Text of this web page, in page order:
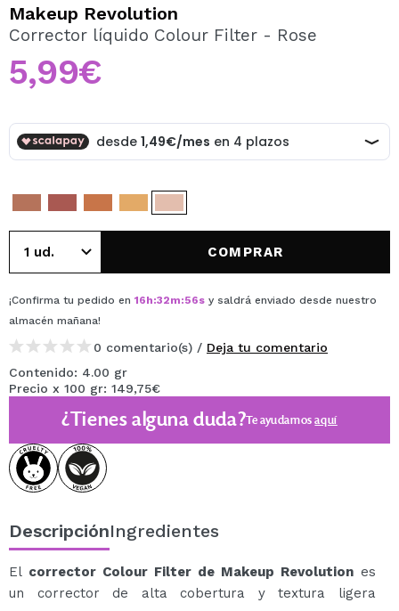
Al crear una cuenta en Maquillalia.com podrás realizar
tus compras rápidamente, revisar el estado de tus
pedidos y consultar tus operaciones anteriores.
CREAR CUENTA
Makeup Revolution
Corrector líquido Colour Filter - Rose
5,99€
COMPRAR
¡Confirma tu pedido en 16h:32m:55s y saldrá enviado desde nuestro
almacén mañana!
0 comentario(s) / Deja tu comentario
Contenido: 4.00 gr
Precio x 100 gr: 149,75€
¿Tienes alguna duda?Te ayudamosaquí
DescripciónIngredientes
El corrector Colour Filter de Makeup Revolution es
un corrector de alta cobertura y textura ligera